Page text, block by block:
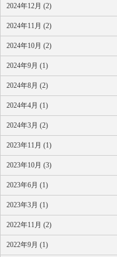
2024年12月 (2)
2024年11月 (2)
2024年10月 (2)
2024年9月 (1)
2024年8月 (2)
2024年4月 (1)
2024年3月 (2)
2023年11月 (1)
2023年10月 (3)
2023年6月 (1)
2023年3月 (1)
2022年11月 (2)
2022年9月 (1)